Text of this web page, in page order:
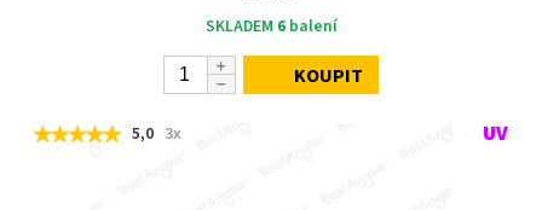
SKLADEM 6balení
KOUPIT
5,0 3x